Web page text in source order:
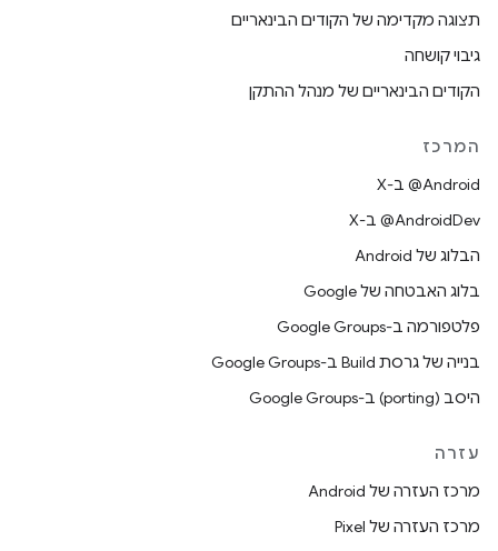
תצוגה מקדימה של הקודים הבינאריים
גיבוי קושחה
הקודים הבינאריים של מנהל ההתקן
המרכז
‫‎@Android ב-X
‫‎@AndroidDev ב-X
הבלוג של Android
בלוג האבטחה של Google
פלטפורמה ב-Google Groups
בנייה של גרסת Build ב-Google Groups
היסב (porting) ב-Google Groups
עזרה
מרכז העזרה של Android
מרכז העזרה של Pixel